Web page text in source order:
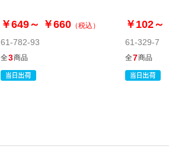
￥649～ ￥660 （税込）
61-782-93
全3商品
￥102～
61-329-7
全7商品